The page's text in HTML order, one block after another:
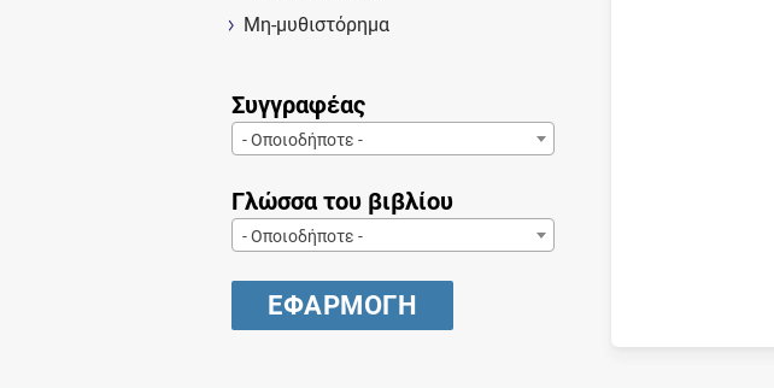
Μη-μυθιστόρημα
Συγγραφέας
- Οποιοδήποτε -
Γλώσσα του βιβλίου
- Οποιοδήποτε -